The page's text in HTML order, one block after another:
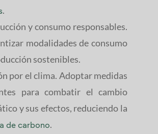
.
y consumo responsables.
modalidades de consumo
sostenibles.
por el clima. Adoptar medidas
para combatir el cambio
y sus efectos, reduciendo la
de carbono.